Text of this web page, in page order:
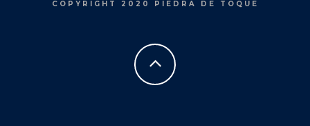
COPYRIGHT 2020 PIEDRA DE TOQUE